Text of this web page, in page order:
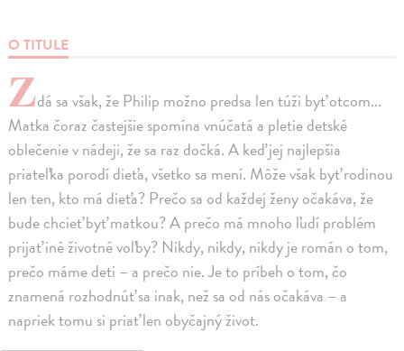
O TITULE
Zdá sa však, že Philip možno predsa len túži byť otcom...
Matka čoraz častejšie spomína vnúčatá a pletie detské
oblečenie v nádeji, že sa raz dočká. A keď jej najlepšia
priateľka porodí dieťa, všetko sa mení. Môže však byť rodinou
len ten, kto má dieťa? Prečo sa od každej ženy očakáva, že
bude chcieť byť matkou? A prečo má mnoho ľudí problém
prijať iné životné voľby? Nikdy, nikdy, nikdy je román o tom,
prečo máme deti – a prečo nie. Je to príbeh o tom, čo
znamená rozhodnúť sa inak, než sa od nás očakáva – a
napriek tomu si priať len obyčajný život.